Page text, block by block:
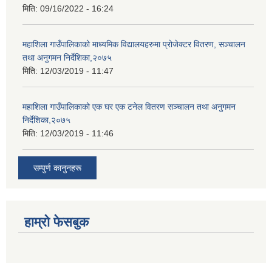
मिति: 09/16/2022 - 16:24
महाशिला गाउँपालिकाको माध्यमिक विद्यालयहरुमा प्रोजेक्टर वितरण, सञ्चालन
तथा अनुगमन निर्देशिका,२०७५
मिति: 12/03/2019 - 11:47
महाशिला गाउँपालिकाको एक घर एक टनेल वितरण सञ्चालन तथा अनुगमन
निर्देशिका,२०७५
मिति: 12/03/2019 - 11:46
सम्पुर्ण कानुनहरू
हाम्रो फेसबुक